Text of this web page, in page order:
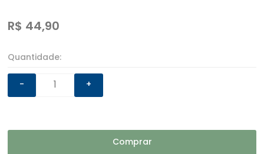
R$ 44,90
Quantidade:
-
+
Comprar